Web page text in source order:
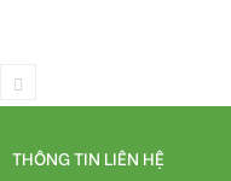
THÔNG TIN LIÊN HỆ